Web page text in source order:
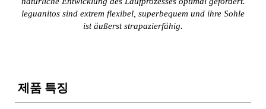
leguanitos sind extrem flexibel, superbequem und ihre Sohle
ist äußerst strapazierfähig.
제품 특징